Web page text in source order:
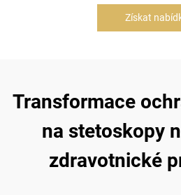
Získat
Transformace
na stetoskopy
zdravotnické